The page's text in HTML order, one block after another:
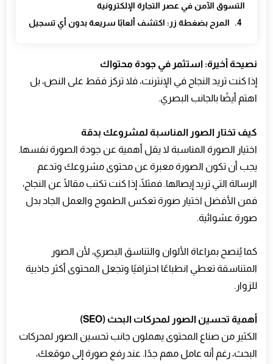
التسوق الآمن في عصر التجارة الإلكترونية
المرح بضغطة زر: اكتشف ألعابًا سريعة بدون أي تسجيل
نصيحة أخيرة: استثمر في جودة محتواك
إذا كنت تريد النجاح في الإنترنت، فلا تركز فقط على النص، بل
اهتم أيضًا بالجانب البصري.
كيف تختار الصور المناسبة لمشروعك بدقة
اختيار الصورة المناسبة لا يقل أهمية عن جودة الصورة نفسها.
يجب أن تكون الصورة معبرة عن محتوى مشروعك وتدعم
الرسالة التي تريد إيصالها. فمثلًا، إذا كنت تكتب مقالًا عن النجاح،
فمن الأفضل اختيار صورة تعكس الطموح والعمل الجاد بدل
صورة عشوائية.
كما يُنصح بمراعاة الألوان والتناسق البصري، لأن الصور
المتناسقة تعطي انطباعًا احترافيًا وتجعل المحتوى أكثر جاذبية
للزوار.
أهمية تحسين الصور لمحركات البحث (SEO)
الكثير من صناع المحتوى يهملون جانب تحسين الصور لمحركات
البحث، رغم أنه عامل مهم جدًا. عند رفع صورة إلى موقعك،